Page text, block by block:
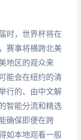
时，世界杯将在
赛事将横跨北美
地区的观众来
能会在纽约的清
行的、由中文解
智能分流和精选
确保即便在跨
如本地观看一般